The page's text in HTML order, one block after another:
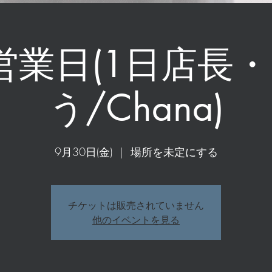
業日(1日店長
う/Chana)
9月30日(金)
  |
場所を未定にする
チケットは販売されていません
他のイベントを見る